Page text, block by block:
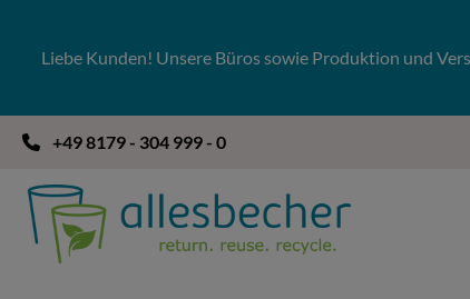
Liebe Kunden! Unsere Büros sowie Produktion und
+49 8179 - 304 999 - 0